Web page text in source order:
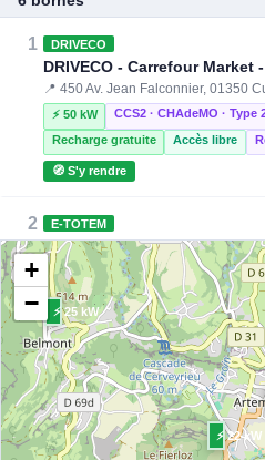
1 DRIVECO
DRIVECO - Carrefour Market
📍 450 Av. Jean Falconnier, 01350
⚡ 50 kW CCS2 · CHAdeMO · Type
Recharge gratuite
Accès libre
🧭 S'y rendre
2 E-TOTEM
e-Totem - Carrefour Artemare
📍 1 Rue des Champs, 01510
⚡ 180 kW CCS2 · CHAdeMO · Type
🅿️ Parking privé à usage public
Accès libre
Réservable 🏍️ 2
🧭 S'y rendre
3 LOAD STATIONS | FR*SEA
SIEA/
⚡ 22 kW
⚡ 25 kW
+
−